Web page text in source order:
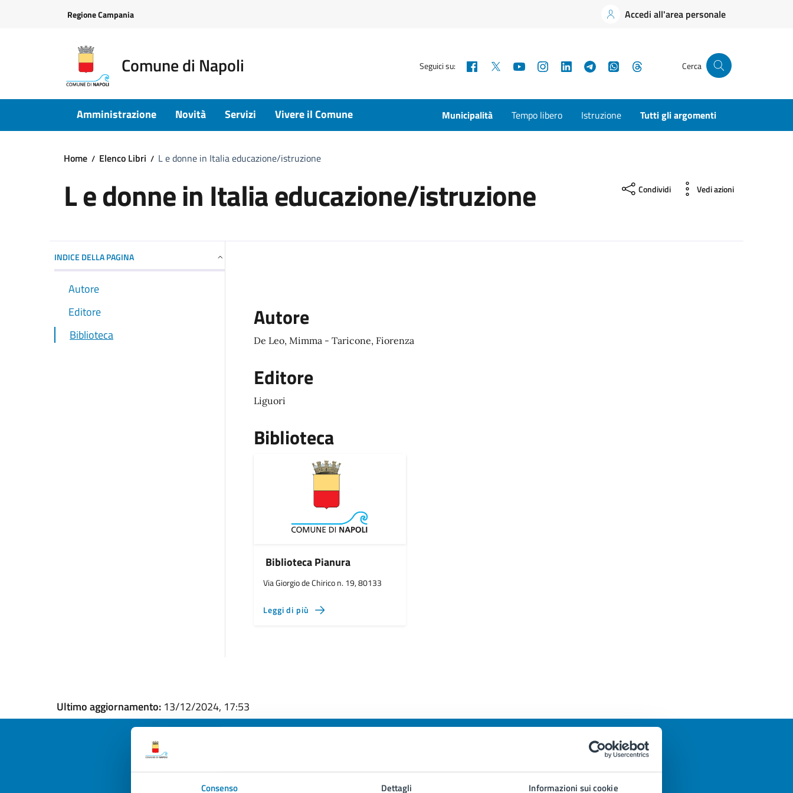
Consenso Dettagli Informazioni sui cookie
Regione Campania Accedi all'area personale
Comune di Napoli Seguici su: Facebook YouTubeInstagramLinkedInTelegramWhatsApp Cerca
Amministrazione Novità Servizi Vivere il Comune Municipalità Tempo libero Istruzione Tutti gli argomenti
Home Elenco Libri L e donne in Italia educazione/istruzione
L e donne in Italia educazione/istruzione Condividi Vedi azioni
INDICE DELLA PAGINA
Autore
Editore
Biblioteca
Autore
De Leo, Mimma - Taricone, Fiorenza
Editore
Liguori
Biblioteca
Biblioteca Pianura
Via Giorgio de Chirico n. 19, 80133
Leggi di più
Ultimo aggiornamento: 13/12/2024, 17:53